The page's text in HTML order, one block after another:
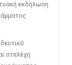
εκδήλωση
στελέχη